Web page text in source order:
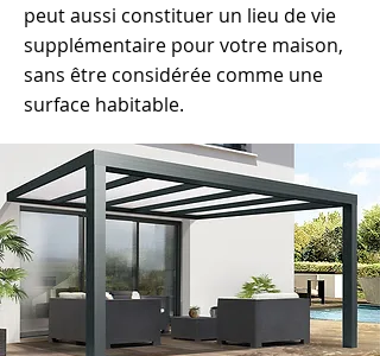
peut aussi constituer un lieu de vie
supplémentaire pour votre maison,
sans être considérée comme une
surface habitable.